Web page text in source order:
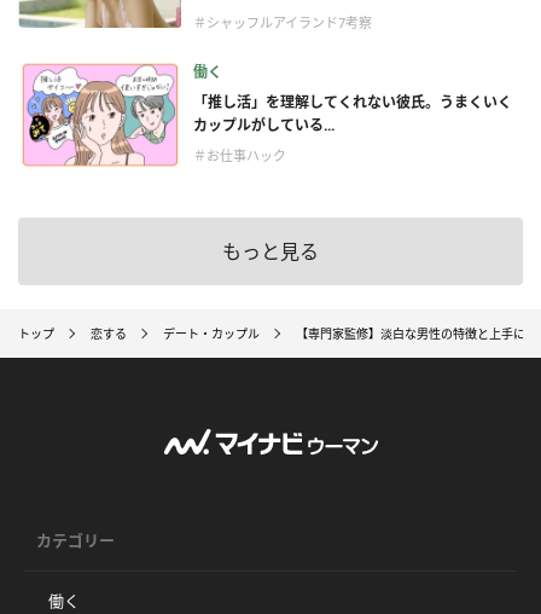
＃シャッフルアイランド7考察
働く
「推し活」を理解してくれない彼氏。うまくいく
カップルがしている...
＃お仕事ハック
もっと見る
トップ 恋する デート・カップル 【専門家監修】淡白な男性の特徴と上手に
カテゴリー
働く